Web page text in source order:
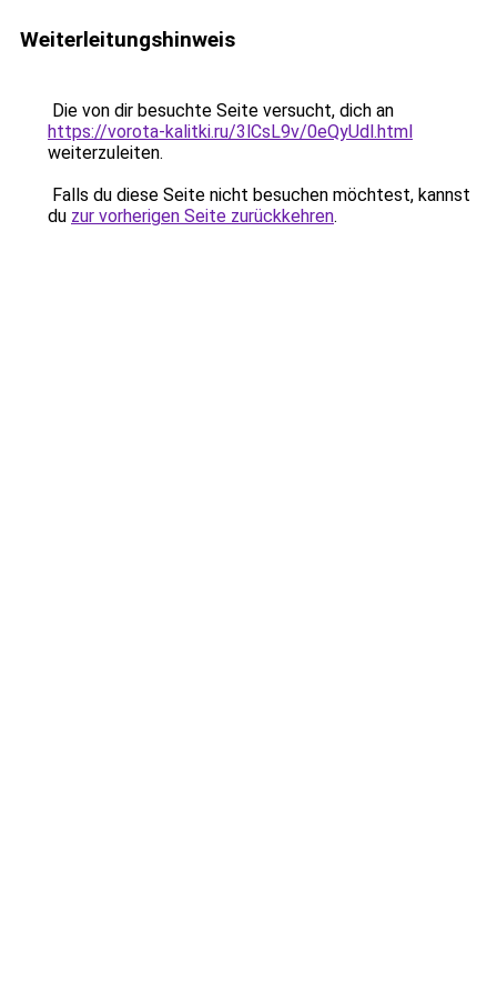
Weiterleitungshinweis
Die von dir besuchte Seite versucht, dich an
https://vorota-kalitki.ru/3lCsL9v/0eQyUdl.html
weiterzuleiten.
Falls du diese Seite nicht besuchen möchtest, kannst
du zur vorherigen Seite zurückkehren.